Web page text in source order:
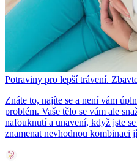
Potraviny pro lepší trávení.
Znáte to, najíte se a není vám
problém. Vaše tělo se vám ale
nafouknutí a unavení, když jste
znamenat nevhodnou kombinaci